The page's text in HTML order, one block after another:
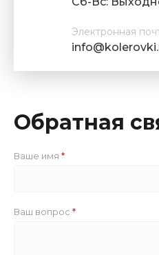
Электронная
Обратная
Ваше имя
Ваш вопрос